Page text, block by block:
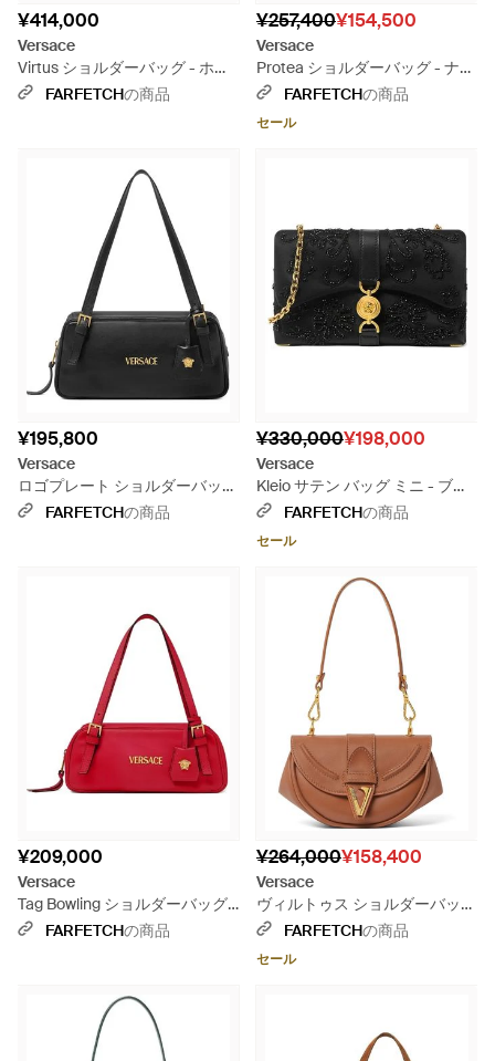
¥414,000
Versace
Virtus ショルダーバッグ - ホワ
イトFARFETCHの商品
¥257,400¥154,500
Versace
Protea ショルダーバッグ - ナチ
ュラルFARFETCHの商品
セール
¥195,800
Versace
ロゴプレート ショルダーバッグ
- ブラック
FARFETCHの商品
¥330,000¥198,000
Versace
Kleio サテン バッグ ミニ - ブラ
ックFARFETCHの商品
セール
¥209,000
Versace
Tag Bowling ショルダーバッグ -
レッドFARFETCHの商品
¥264,000¥158,400
Versace
ヴィルトゥス ショルダーバッグ
S - ブラウン
FARFETCHの商品
セール